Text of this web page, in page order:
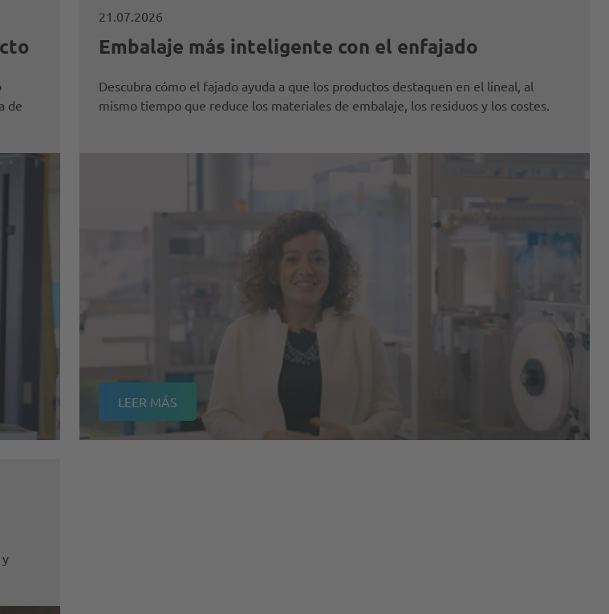
de
21.07.2026
Embalaje más inteligente con el enfajado
Descubra cómo el fajado ayuda a que los productos destaquen en el lineal, al
mismo tiempo que reduce los materiales de embalaje, los residuos y los costes.
LEER MÁS